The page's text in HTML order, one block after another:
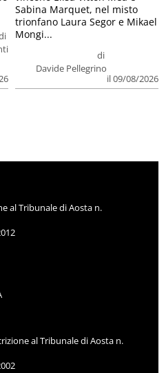
di
Davide Pellegrino
il 09/08/2026
Sabina Marquet, nel misto
trionfano Laura Segor e Mikael
Mongi...
al Tribunale di Aosta n.
al Tribunale di Aosta n.